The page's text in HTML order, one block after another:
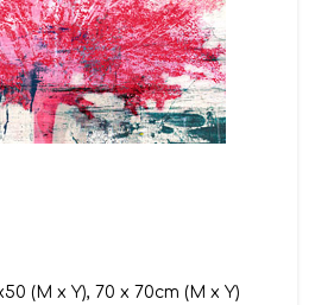
(M x Y), 70 x 70cm (M x Y)